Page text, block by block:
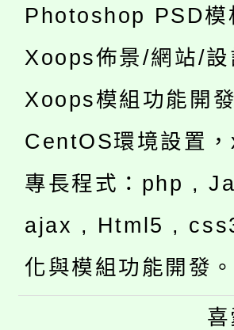
Photoshop PSD模
Xoops佈景/網站/設
Xoops模組功能開發
CentOS環境設置
專長程式：php ,
ajax , Html5 ,
化與模組功能開發。